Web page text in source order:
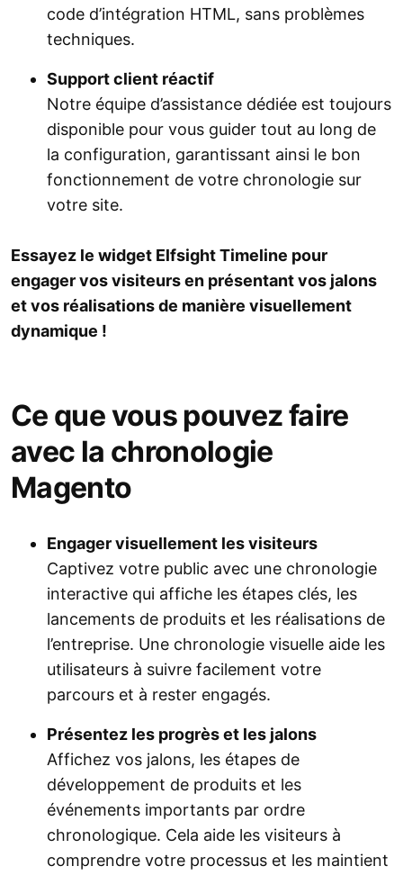
code d’intégration HTML, sans problèmes
techniques.
Support client réactif
Notre équipe d’assistance dédiée est toujours
disponible pour vous guider tout au long de
la configuration, garantissant ainsi le bon
fonctionnement de votre chronologie sur
votre site.
Essayez le widget Elfsight Timeline pour
engager vos visiteurs en présentant vos jalons
et vos réalisations de manière visuellement
dynamique !
Ce que vous pouvez faire
avec la chronologie
Magento
Engager visuellement les visiteurs
Captivez votre public avec une chronologie
interactive qui affiche les étapes clés, les
lancements de produits et les réalisations de
l’entreprise. Une chronologie visuelle aide les
utilisateurs à suivre facilement votre
parcours et à rester engagés.
Présentez les progrès et les jalons
Affichez vos jalons, les étapes de
développement de produits et les
événements importants par ordre
chronologique. Cela aide les visiteurs à
comprendre votre processus et les maintient